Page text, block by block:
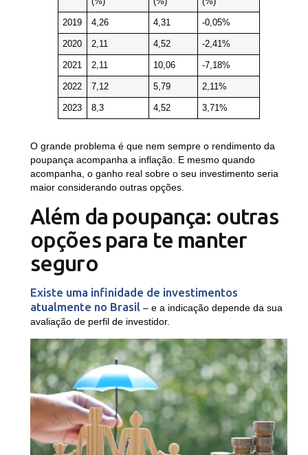
2019 4,26 4,31 -0,05%
2020 2,11 4,52 -2,41%
2021 2,11 10,06 -7,18%
2022 7,12 5,79 2,11%
2023 8,3 4,52 3,71%
O grande problema é que nem sempre o rendimento da
poupança acompanha a inflação. E mesmo quando
acompanha, o ganho real sobre o seu investimento seria
maior considerando outras opções.
Além da poupança: outras
opções para te manter
seguro
Existe uma infinidade de investimentos
atualmente no Brasil– e a indicação depende da sua
avaliação de perfil de investidor.